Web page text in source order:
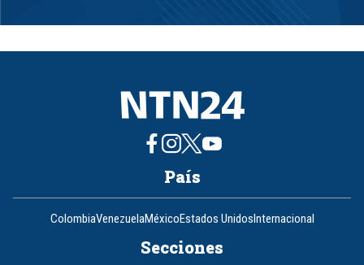
8
País
ColombiaVenezuelaMéxicoEstados UnidosInternacional
Secciones